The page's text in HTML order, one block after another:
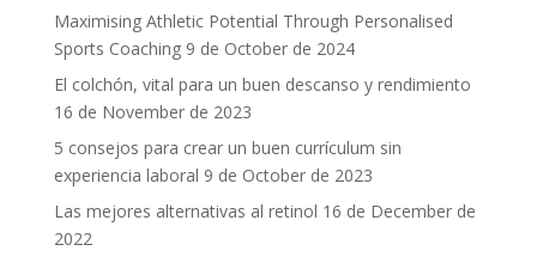
Maximising Athletic Potential Through Personalised
Sports Coaching 9 de October de 2024
El colchón, vital para un buen descanso y rendimiento
16 de November de 2023
5 consejos para crear un buen currículum sin
experiencia laboral 9 de October de 2023
Las mejores alternativas al retinol 16 de December de
2022